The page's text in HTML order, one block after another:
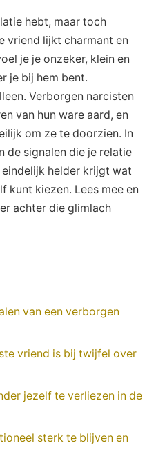
hebt, maar toch
vriend lijkt charmant en
je je onzeker, klein en
je bij hem bent.
Verborgen narcisten
van hun ware aard, en
om ze te doorzien. In
de signalen die je relatie
helder krijgt wat
kunt kiezen. Lees mee en
achter die glimlach
van een verborgen
vriend is bij twijfel over
jezelf te verliezen in de
sterk te blijven en